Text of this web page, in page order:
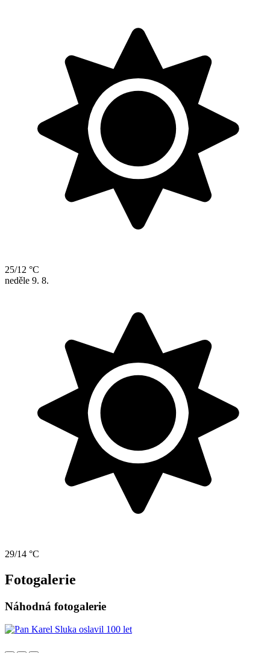
25/12 °C
neděle 9. 8.
29/14 °C
Fotogalerie
Náhodná fotogalerie